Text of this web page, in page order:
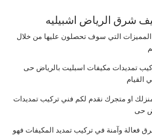
شرق الرياض اشبيليه
التي سوف تحصلون عليها من خلال
تمديدات مكيفات اسبليت بالرياض حى
القيام
او متجرك نقدم لكم فني تركيب تمديدات
حى
فعالة وآمنة في تركيب تمديد المكيفات فهو